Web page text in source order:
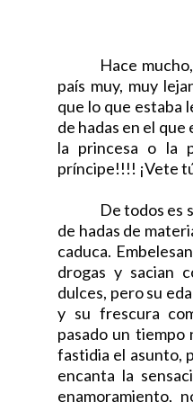
Hace
país muy, muy
que lo que estaba
de hadas en el
la princesa o la
príncipe!!!! ¡Vete
De todos es
de hadas de
caduca.
drogas y sacian
dulces, pero su
y su frescura
pasado un tiempo
fastidia el asunto,
encanta la
enamoramiento,